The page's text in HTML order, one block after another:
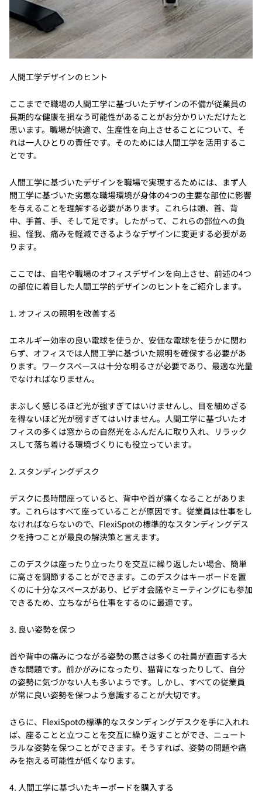
人間工学デザインのヒント
ここまでで職場の人間工学に基づいたデザインの不備が従業員の
長期的な健康を損なう可能性があることがお分かりいただけたと
思います。職場が快適で、生産性を向上させることについて、そ
れは一人ひとりの責任です。そのためには人間工学を活用するこ
とです。
人間工学に基づいたデザインを職場で実現するためには、まず人
間工学に基づいた劣悪な職場環境が身体の4つの主要な部位に影響
を与えることを理解する必要があります。これらは頭、首、背
中、手首、手、そして足です。したがって、これらの部位への負
担、怪我、痛みを軽減できるようなデザインに変更する必要があ
ります。
ここでは、自宅や職場のオフィスデザインを向上させ、前述の4つ
の部位に着目した人間工学的デザインのヒントをご紹介します。
1. オフィスの照明を改善する
エネルギー効率の良い電球を使うか、安価な電球を使うかに関わ
らず、オフィスでは人間工学に基づいた照明を確保する必要があ
ります。ワークスペースは十分な明るさが必要であり、最適な光量
でなければなりません。
まぶしく感じるほど光が強すぎてはいけませんし、目を細めざる
を得ないほど光が弱すぎてはいけません。人間工学に基づいたオ
フィスの多くは窓からの自然光をふんだんに取り入れ、リラック
スして落ち着ける環境づくりにも役立っています。
2. スタンディングデスク
デスクに長時間座っていると、背中や首が痛くなることがありま
す。これらはすべて座っていることが原因です。従業員は仕事をし
なければならないので、FlexiSpotの標準的なスタンディングデス
クを持つことが最良の解決策と言えます。
このデスクは座ったり立ったりを交互に繰り返したい場合、簡単
に高さを調節することができます。このデスクはキーボードを置
くのに十分なスペースがあり、ビデオ会議やミーティングにも参加
できるため、立ちながら仕事をするのに最適です。
3. 良い姿勢を保つ
首や背中の痛みにつながる姿勢の悪さは多くの社員が直面する大
きな問題です。前かがみになったり、猫背になったりして、自分
の姿勢に気づかない人も多いようです。しかし、すべての従業員
が常に良い姿勢を保つよう意識することが大切です。
さらに、FlexiSpotの標準的なスタンディングデスクを手に入れれ
ば、座ることと立つことを交互に繰り返すことができ、ニュート
ラルな姿勢を保つことができます。そうすれば、姿勢の問題や痛
みを抱える可能性が低くなります。
4. 人間工学に基づいたキーボードを購入する